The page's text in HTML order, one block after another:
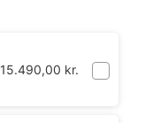
15.490,00 kr.